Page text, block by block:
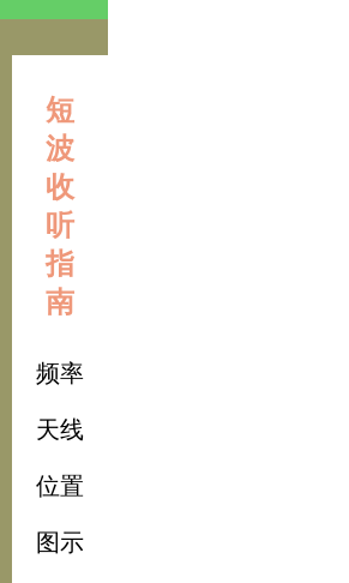
短
波
收
听
指
南
频率
天线
位置
图示